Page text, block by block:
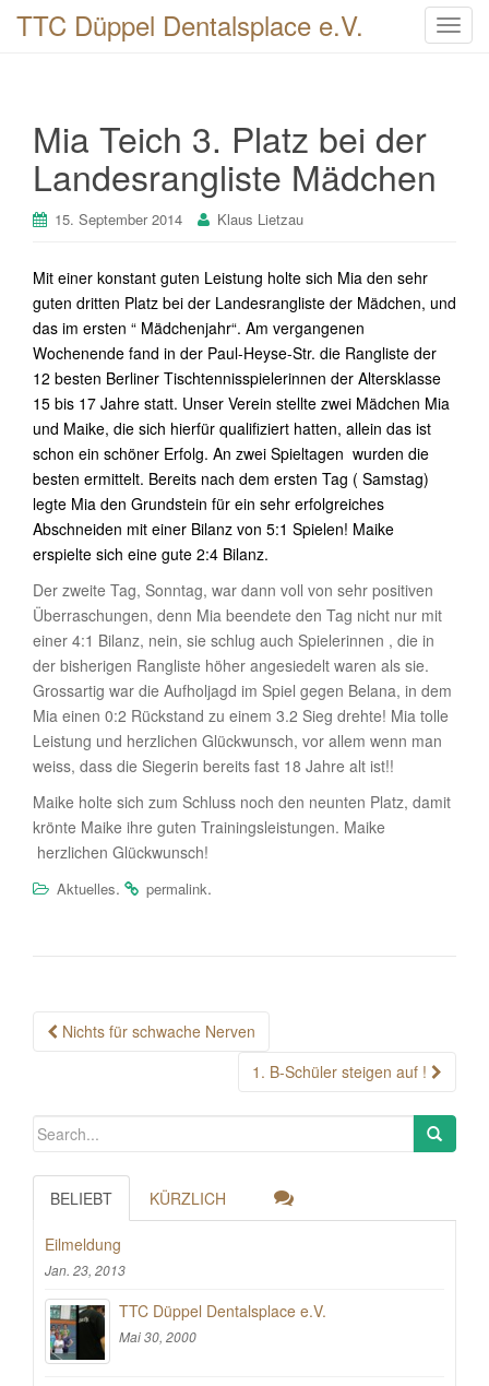
T
a
n
TTC Düppel Dentalsplace e.V.
Mia Teich 3. Platz bei der
Landesrangliste Mädchen
15. September 2014 Klaus Lietzau
Mit einer konstant guten Leistung holte sich Mia den sehr
guten dritten Platz bei der Landesrangliste der Mädchen, und
das im ersten “ Mädchenjahr“. Am vergangenen
Wochenende fand in der Paul-Heyse-Str. die Rangliste der
12 besten Berliner Tischtennisspielerinnen der Altersklasse
15 bis 17 Jahre statt. Unser Verein stellte zwei Mädchen Mia
und Maike, die sich hierfür qualifiziert hatten, allein das ist
schon ein schöner Erfolg. An zwei Spieltagen wurden die
besten ermittelt. Bereits nach dem ersten Tag ( Samstag)
legte Mia den Grundstein für ein sehr erfolgreiches
Abschneiden mit einer Bilanz von 5:1 Spielen! Maike
erspielte sich eine gute 2:4 Bilanz.
Der zweite Tag, Sonntag, war dann voll von sehr positiven
Überraschungen, denn Mia beendete den Tag nicht nur mit
einer 4:1 Bilanz, nein, sie schlug auch Spielerinnen , die in
der bisherigen Rangliste höher angesiedelt waren als sie.
Grossartig war die Aufholjagd im Spiel gegen Belana, in dem
Mia einen 0:2 Rückstand zu einem 3.2 Sieg drehte! Mia tolle
Leistung und herzlichen Glückwunsch, vor allem wenn man
weiss, dass die Siegerin bereits fast 18 Jahre alt ist!!
Maike holte sich zum Schluss noch den neunten Platz, damit
krönte Maike ihre guten Trainingsleistungen. Maike
herzlichen Glückwunsch!
Aktuelles. permalink.
Post
Nichts für schwache Nerven
1. B-Schüler steigen auf !
BELIEBT KÜRZLICH
Eilmeldung
Jan. 23, 2013
TTC Düppel Dentalsplace e.V.
Mai 30, 2000